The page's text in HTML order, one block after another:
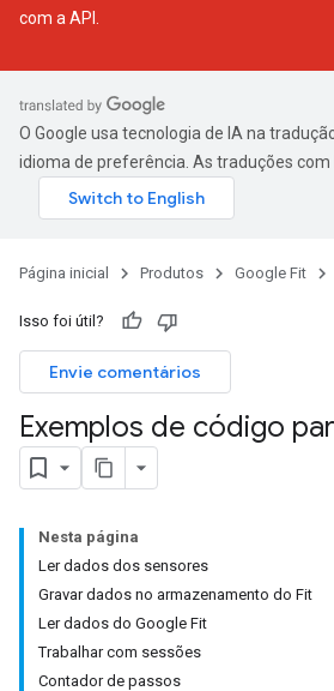
com a API.
O Google usa tecnologia de IA na
idioma de preferência. As traduções com
Página inicial Produtos Google Fit
Isso foi útil?
Envie comentários
Exemplos de código
Nesta página
Ler dados dos sensores
Gravar dados no armazenamento do Fit
Ler dados do Google Fit
Trabalhar com sessões
Contador de passos